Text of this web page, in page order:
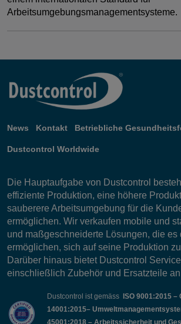
Arbeitsumgebungsmanagementsysteme.
News Kontakt Betriebliche
Dustcontrol Worldwide
Die Hauptaufgabe von Dustcontrol
effiziente Produktion, eine höhere
sauberere Arbeitsumgebung für die
ermöglichen. Wir verkaufen mobile und
und maßgeschneiderte Lösungen, die es
ermöglichen, sich auf seine Produktion
Darüber hinaus bietet Dustcontrol
einschließlich Zubehör und Ersatzteile
Dustcontrol ist gemäss
ISO 9001:2015 –
14001:2015–
45001:2018 – Arbeitssicherheit und